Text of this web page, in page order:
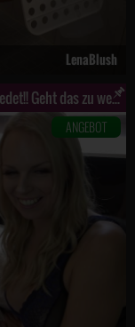
LenaBlush
Prüde stiefPFARRERSt*****r zum Porno überredet!! Geht das zu weit?
ANGEBOT